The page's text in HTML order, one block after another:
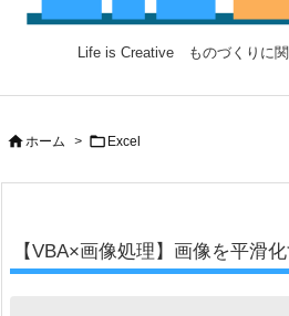
Life is Creative ものづくりに
ホーム >  Excel
【VBA×画像処理】画像を平滑